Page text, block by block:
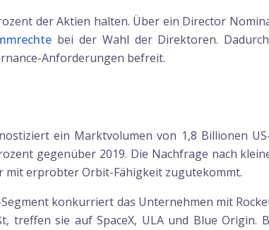
der Aktien halten. Über ein Director
bei der Wahl der Direktoren.
Anforderungen befreit.
ein Marktvolumen von 1,8 Billionen
gegenüber 2019. Die Nachfrage nach
mit erprobter Orbit-Fähigkeit zugutekommt.
konkurriert das Unternehmen mit
treffen sie auf SpaceX, ULA und Blue Origin.